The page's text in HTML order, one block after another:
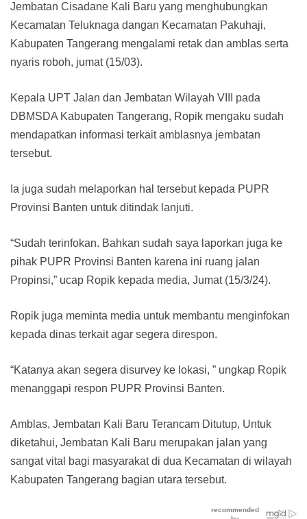
Jembatan Cisadane Kali Baru yang menghubungkan
Kecamatan Teluknaga dangan Kecamatan Pakuhaji,
Kabupaten Tangerang mengalami retak dan amblas serta
nyaris roboh, jumat (15/03).
Kepala UPT Jalan dan Jembatan Wilayah VIII pada
DBMSDA Kabupaten Tangerang, Ropik mengaku sudah
mendapatkan informasi terkait amblasnya jembatan
tersebut.
Ia juga sudah melaporkan hal tersebut kepada PUPR
Provinsi Banten untuk ditindak lanjuti.
“Sudah terinfokan. Bahkan sudah saya laporkan juga ke
pihak PUPR Provinsi Banten karena ini ruang jalan
Propinsi,” ucap Ropik kepada media, Jumat (15/3/24).
Ropik juga meminta media untuk membantu menginfokan
kepada dinas terkait agar segera direspon.
“Katanya akan segera disurvey ke lokasi, ” ungkap Ropik
menanggapi respon PUPR Provinsi Banten.
Amblas, Jembatan Kali Baru Terancam Ditutup, Untuk
diketahui, Jembatan Kali Baru merupakan jalan yang
sangat vital bagi masyarakat di dua Kecamatan di wilayah
Kabupaten Tangerang bagian utara tersebut.